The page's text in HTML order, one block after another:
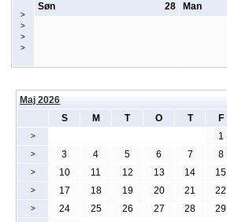
>
>
>
>
28
Søn Man
Maj 2026
S
M T O T F
> 1
> 3 4 5 6 7 8
> 10 11 12 13 14 15
> 17 18 19 20 21 22
> 24 25 26 27 28 29